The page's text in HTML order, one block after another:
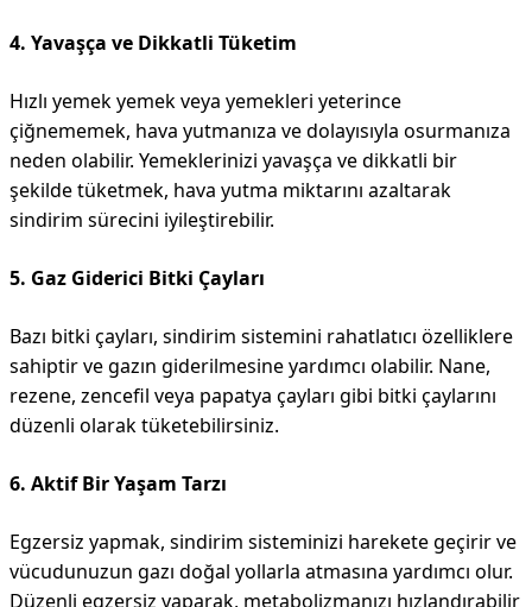
4. Yavaşça ve Dikkatli Tüketim
Hızlı yemek yemek veya yemekleri yeterince
çiğnememek, hava yutmanıza ve dolayısıyla osurmanıza
neden olabilir. Yemeklerinizi yavaşça ve dikkatli bir
şekilde tüketmek, hava yutma miktarını azaltarak
sindirim sürecini iyileştirebilir.
5. Gaz Giderici Bitki Çayları
Bazı bitki çayları, sindirim sistemini rahatlatıcı özelliklere
sahiptir ve gazın giderilmesine yardımcı olabilir. Nane,
rezene, zencefil veya papatya çayları gibi bitki çaylarını
düzenli olarak tüketebilirsiniz.
6. Aktif Bir Yaşam Tarzı
Egzersiz yapmak, sindirim sisteminizi harekete geçirir ve
vücudunuzun gazı doğal yollarla atmasına yardımcı olur.
Düzenli egzersiz yaparak, metabolizmanızı hızlandırabilir